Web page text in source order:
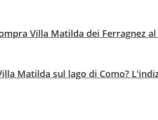
Villa Matilda dei Ferragnez al
Matilda sul lago di Como?